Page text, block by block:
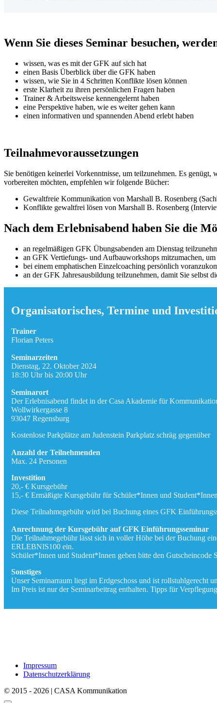
Wenn Sie dieses Seminar besuchen,
wissen, was es mit der GFK auf sich hat
einen Basis Überblick über die GFK haben
wissen, wie Sie in 4 Schritten Konflikte lösen können
erste Klarheit zu ihren persönlichen Fragen haben
Trainer & Arbeitsweise kennengelernt haben
eine Perspektive haben, wie es weiter gehen kann
einen informativen und spannenden Abend erlebt haben
Teilnahmevoraussetzungen
Sie benötigen keinerlei Vorkenntnisse, um teilzunehmen. Es
vorbereiten möchten, empfehlen wir folgende Bücher:
Gewaltfreie Kommunikation von Marshall B. Rosenberg
Konflikte gewaltfrei lösen von Marshall B. Rosenberg
Nach dem Erlebnisabend haben Sie die
an regelmäßigen GFK Übungsabenden am Dienstag
an GFK Vertiefungs- und Aufbauworkshops mitzumachen,
bei einem emphatischen Einzelcoaching persönlich
an der GFK Jahresausbildung teilzunehmen, damit Sie selbst
Organisatorisches, Termine und
Trainer
Florian Peters
Seminarzeiten
Dienstag, 22. Oktober 2024
18:30 Uhr bis 20:00 Uhr
Seminarort
Der Erlebnisabend findet in der Casa Akademie für
Wollwirkergasse 8
93047 Regensburg
Kostenlose Parkplätze am Judenstein Parkplatz schräg gegenüber
Anzahl der Teilnehmenden
Max. 24 Personen
Investition
20,- € Kursgebühr
15,- € Ermäßigte Kursgebühr für Schüler*Innen und Student*Innen
Diese Teilnahmegebühr wird bei Buchung eines GFK
Anrechnung der Kursgebühr auf GFK Einführungsseminar
Die Teilnahmegebühr lässt sich in voller Höhe bei der Buchung
ERLEBNIS100 ein.
Schüler*Innen und Student*Innen geben bitte den Gutscheincode
Sonstiges
Unser Seminarraum liegt im Erdgeschoss und ist rollstuhlgerecht
Im Preis ist nur der Seminarbeitrag enthalten. Tipps für
Impressum
Datenschutzerklärung
© 2015 - 2026 | CASA Kommunikation